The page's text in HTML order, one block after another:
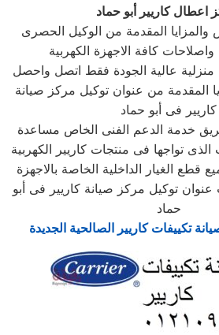
اعطال كاريير أبو حماد
المقدمة من الوكيل الحصرى
واصلاحات كافة الاجهزة الكهربية
منزلية عالية الجودة فقط اتصل واحصل
المقدمة من عنوان توكيل مركز صيانة
كاريير فى أبو حماد
خدمة الدعم الفنى الخاص مساعدة
تواجها فى منتجات كاريير الكهربية
قطع الغيار الداخلية الخاصة بالاجهزة
توكيل مركز صيانة كاريير فى أبو
حماد
تكييفات كاريير الصالحية الجديدة